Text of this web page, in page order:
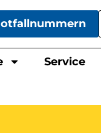
Service